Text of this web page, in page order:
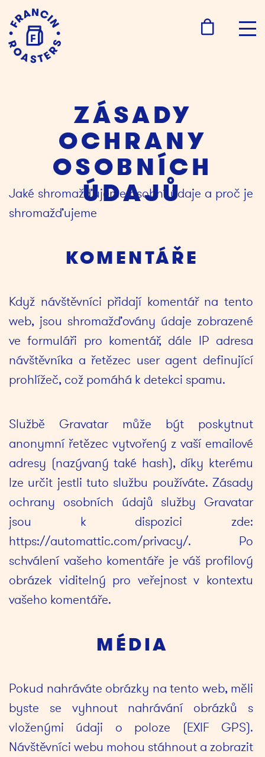
ZÁSADY
OCHRANY
OSOBNÍCH
ÚDAJŮ
Jaké shromažďujeme osobní údaje a proč je
shromažďujeme
KOMENTÁŘE
Když návštěvníci přidají komentář na tento
web, jsou shromažďovány údaje zobrazené
ve formuláři pro komentář, dále IP adresa
návštěvníka a řetězec user agent definující
prohlížeč, což pomáhá k detekci spamu.
Službě Gravatar může být poskytnut
anonymní řetězec vytvořený z vaší emailové
adresy (nazývaný také hash), díky kterému
lze určit jestli tuto službu používáte. Zásady
ochrany osobních údajů služby Gravatar
jsou k dispozici zde:
https://automattic.com/privacy/. Po
schválení vašeho komentáře je váš profilový
obrázek viditelný pro veřejnost v kontextu
vašeho komentáře.
MÉDIA
Pokud nahráváte obrázky na tento web, měli
byste se vyhnout nahrávání obrázků s
vloženými údaji o poloze (EXIF GPS).
Návštěvníci webu mohou stáhnout a zobrazit